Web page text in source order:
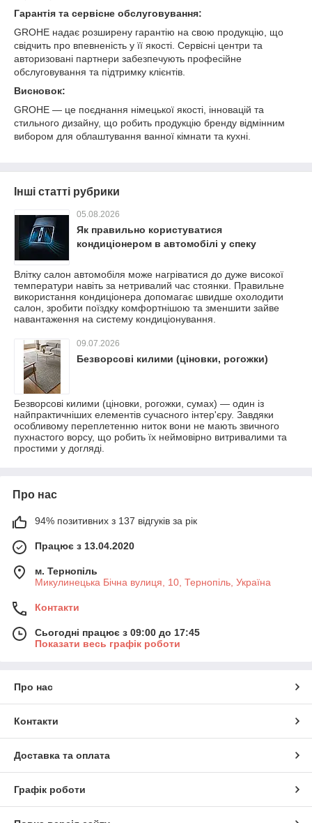
Гарантія та сервісне обслуговування:
GROHE надає розширену гарантію на свою продукцію, що
свідчить про впевненість у її якості. Сервісні центри та
авторизовані партнери забезпечують професійне
обслуговування та підтримку клієнтів.
Висновок:
GROHE — це поєднання німецької якості, інновацій та
стильного дизайну, що робить продукцію бренду відмінним
вибором для облаштування ванної кімнати та кухні.
Інші статті рубрики
05.08.2026
Як правильно користуватися
кондиціонером в автомобілі у спеку
Влітку салон автомобіля може нагріватися до дуже високої
температури навіть за нетривалий час стоянки. Правильне
використання кондиціонера допомагає швидше охолодити
салон, зробити поїздку комфортнішою та зменшити зайве
навантаження на систему кондиціонування.
09.07.2026
Безворсові килими (ціновки, рогожки)
Безворсові килими (ціновки, рогожки, сумах) — один із
найпрактичніших елементів сучасного інтер'єру. Завдяки
особливому переплетенню ниток вони не мають звичного
пухнастого ворсу, що робить їх неймовірно витривалими та
простими у догляді.
Про нас
94% позитивних з 137 відгуків за рік
Працює з 13.04.2020
м. Тернопіль
Микулинецька Бічна вулиця, 10, Тернопіль, Україна
Контакти
Сьогодні працює з 09:00 до 17:45
Показати весь графік роботи
Про нас
Контакти
Доставка та оплата
Графік роботи